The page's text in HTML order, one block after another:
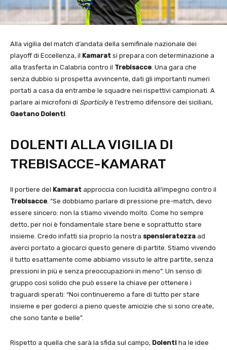
Alla vigilia del match d’andata della semifinale nazionale dei
playoff di Eccellenza, il Kamarat si prepara con determinazione a
alla trasferta in Calabria contro il Trebisacce. Una gara che
senza dubbio si prospetta avvincente, dati gli importanti numeri
portati a casa da entrambe le squadre nei rispettivi campionati. A
parlare ai microfoni di Sporticily è l’estremo difensore dei siciliani,
Gaetano Dolenti.
DOLENTI ALLA VIGILIA DI
TREBISACCE-KAMARAT
Il portiere del Kamarat approccia con lucidità all’impegno contro il
Trebisacce. “Se dobbiamo parlare di pressione pre-match, devo
essere sincero: non la stiamo vivendo molto. Come ho sempre
detto, per noi è fondamentale stare bene e soprattutto stare
insieme. Credo infatti sia proprio la nostra spensieratezza ad
averci portato a giocarci questo genere di partite. Stiamo vivendo
il tutto esattamente come abbiamo vissuto le altre partite, senza
pressioni in più e senza preoccupazioni in meno”. Un senso di
gruppo così solido che può essere la chiave per ottenere i
traguardi sperati: “Noi continueremo a fare di tutto per stare
insieme e per goderci a pieno queste amicizie che si sono create,
che sono tante e belle”.
Rispetto a quella che sarà la sfida sul campo, Dolenti ha le idee